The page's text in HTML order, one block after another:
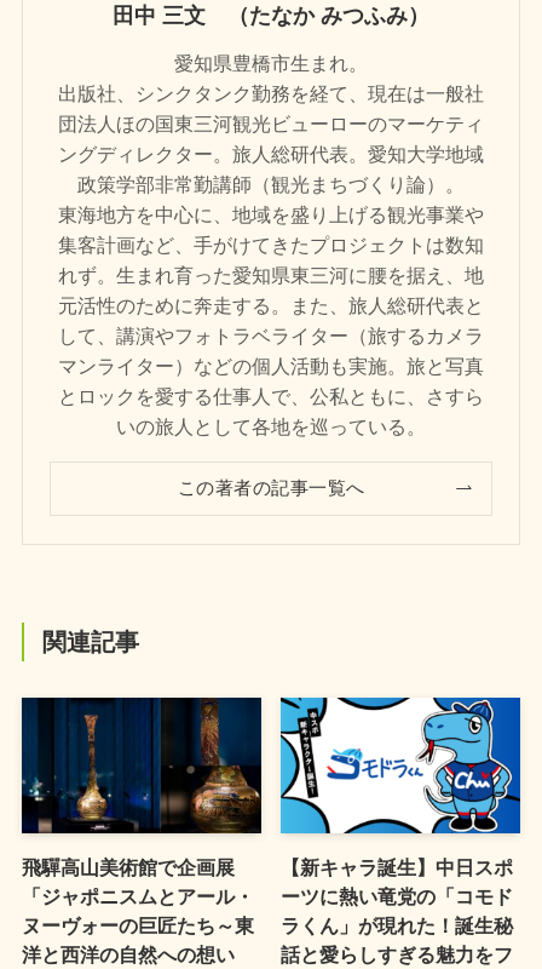
田中 三文 （たなか みつふみ）
愛知県豊橋市生まれ。
出版社、シンクタンク勤務を経て、現在は一般社
団法人ほの国東三河観光ビューローのマーケティ
ングディレクター。旅人総研代表。愛知大学地域
政策学部非常勤講師（観光まちづくり論）。
東海地方を中心に、地域を盛り上げる観光事業や
集客計画など、手がけてきたプロジェクトは数知
れず。生まれ育った愛知県東三河に腰を据え、地
元活性のために奔走する。また、旅人総研代表と
して、講演やフォトラベライター（旅するカメラ
マンライター）などの個人活動も実施。旅と写真
とロックを愛する仕事人で、公私ともに、さすら
いの旅人として各地を巡っている。
この著者の記事一覧へ
関連記事
飛驒高山美術館で企画展
「ジャポニスムとアール・
ヌーヴォーの巨匠たち～東
洋と西洋の自然への想い
【新キャラ誕生】中日スポ
ーツに熱い竜党の「コモド
ラくん」が現れた！誕生秘
話と愛らしすぎる魅力をフ